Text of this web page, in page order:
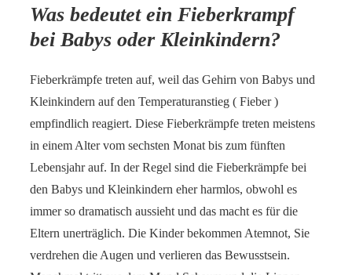
Was bedeutet ein Fieberkrampf
bei Babys oder Kleinkindern?
Fieberkrämpfe treten auf, weil das Gehirn von Babys und
Kleinkindern auf den Temperaturanstieg ( Fieber )
empfindlich reagiert. Diese Fieberkrämpfe treten meistens
in einem Alter vom sechsten Monat bis zum fünften
Lebensjahr auf. In der Regel sind die Fieberkrämpfe bei
den Babys und Kleinkindern eher harmlos, obwohl es
immer so dramatisch aussieht und das macht es für die
Eltern unerträglich. Die Kinder bekommen Atemnot, Sie
verdrehen die Augen und verlieren das Bewusstsein.